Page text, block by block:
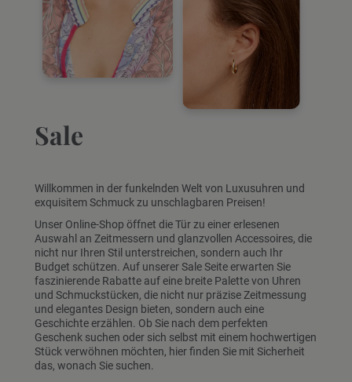
Sale
Willkommen in der funkelnden Welt von Luxusuhren und
exquisitem Schmuck zu unschlagbaren Preisen!
Unser Online-Shop öffnet die Tür zu einer erlesenen
Auswahl an Zeitmessern und glanzvollen Accessoires, die
nicht nur Ihren Stil unterstreichen, sondern auch Ihr
Budget schützen. Auf unserer Sale Seite erwarten Sie
faszinierende Rabatte auf eine breite Palette von Uhren
und Schmuckstücken, die nicht nur präzise Zeitmessung
und elegantes Design bieten, sondern auch eine
Geschichte erzählen. Ob Sie nach dem perfekten
Geschenk suchen oder sich selbst mit einem hochwertigen
Stück verwöhnen möchten, hier finden Sie mit Sicherheit
das, wonach Sie suchen.